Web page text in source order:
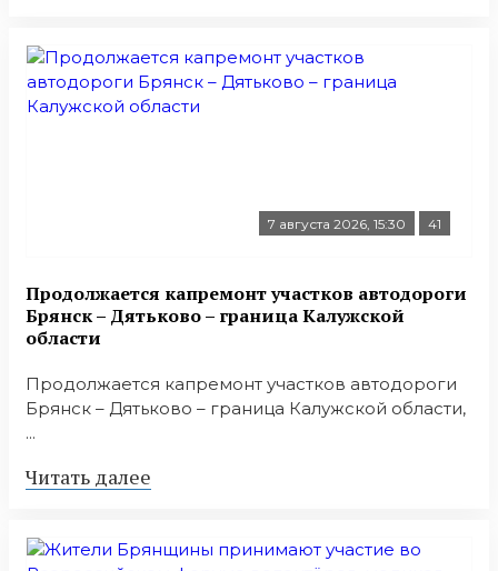
7 августа 2026, 15:30 41
Продолжается капремонт участков автодороги
Брянск – Дятьково – граница Калужской
области
Продолжается капремонт участков автодороги
Брянск – Дятьково – граница Калужской области,
...
Читать далее